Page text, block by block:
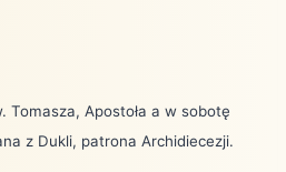
Tomasza, Apostoła a w sobotę
z Dukli, patrona Archidiecezji.